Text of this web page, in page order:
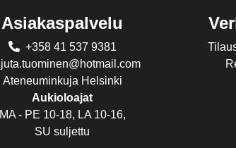
Asiakaspalvelu
+358 41 537 9381
juta.tuominen@hotmail.com
Ateneuminkuja Helsinki
Aukioloajat
MA - PE 10-18, LA 10-16,
SU suljettu